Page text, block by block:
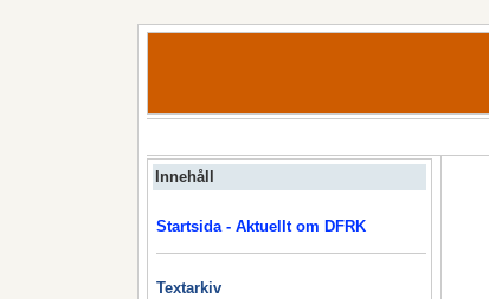
Innehåll
Startsida - Aktuellt om DFRK
Textarkiv